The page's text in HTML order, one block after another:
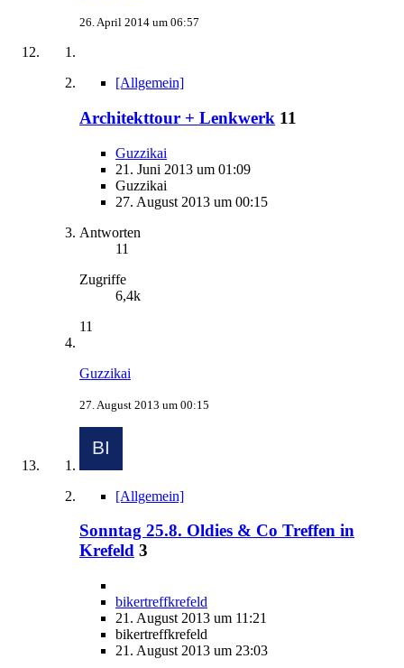
26. April 2014 um 06:57
[Allgemein]
Architekttour + Lenkwerk 11
Guzzikai
21. Juni 2013 um 01:09
Guzzikai
27. August 2013 um 00:15
Antworten
11
Zugriffe
6,4k
11
Guzzikai
27. August 2013 um 00:15
[Allgemein]
Sonntag 25.8. Oldies & Co Treffen in
Krefeld 3
bikertreffkrefeld
21. August 2013 um 11:21
bikertreffkrefeld
21. August 2013 um 23:03